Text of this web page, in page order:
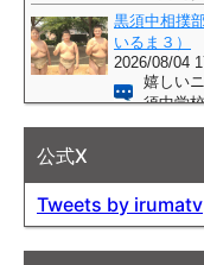
公式X
Tweets by irumatv